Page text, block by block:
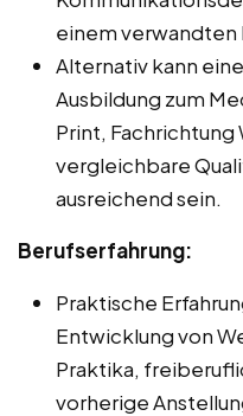
einem verwandten
Alternativ kann
Ausbildung zum
Print,
vergleichbare
ausreichend sein.
Berufserfahrung:
Praktische
Entwicklung von
Praktika,
vorherige